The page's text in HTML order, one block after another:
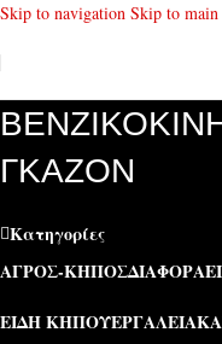
Skip to navigation Skip to main
ΓΚΑΖΟΝ
Κατηγορίες
ΑΓΡΌΣ-ΚΉΠΟΣΔΙΆΦΟΡΑ
ΕΊΔΗ ΚΉΠΟΥΕΡΓΑΛΕΊΑ